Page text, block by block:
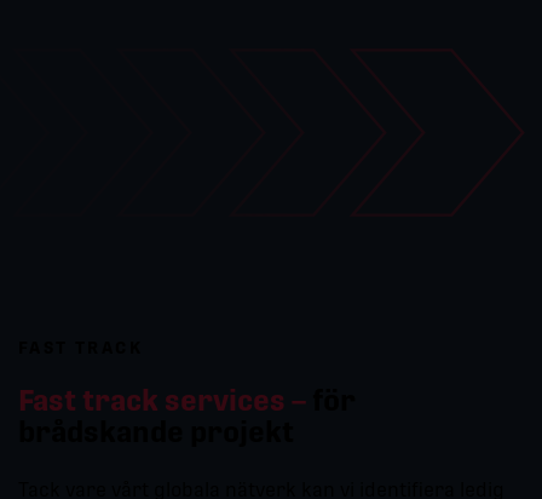
Fast track services –